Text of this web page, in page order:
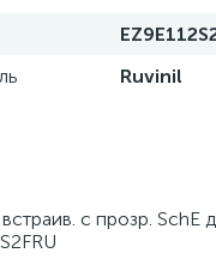
Ruvinil
с прозр. SchE